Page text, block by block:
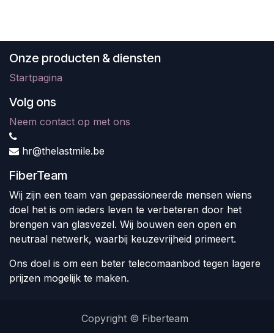
Onze producten & diensten
Startpagina
Volg ons
Neem contact op met ons
hr@thelastmile.be
FiberTeam
Wij zijn een team van gepassioneerde mensen wiens
doel het is om ieders leven te verbeteren door het
brengen van glasvezel. Wij bouwen een open en
neutraal netwerk, waarbij keuzevrijheid primeert.
Ons doel is om een beter telecomaanbod tegen lagere
prijzen mogelijk te maken.
Copyright © Fiberteam